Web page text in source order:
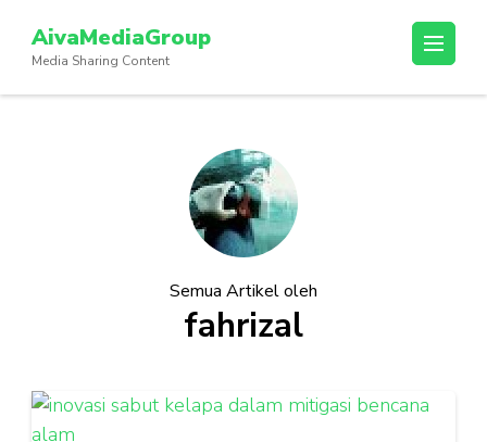
konten
(Tekan
AivaMediaGroup
Media Sharing Content
Semua Artikel oleh
fahrizal